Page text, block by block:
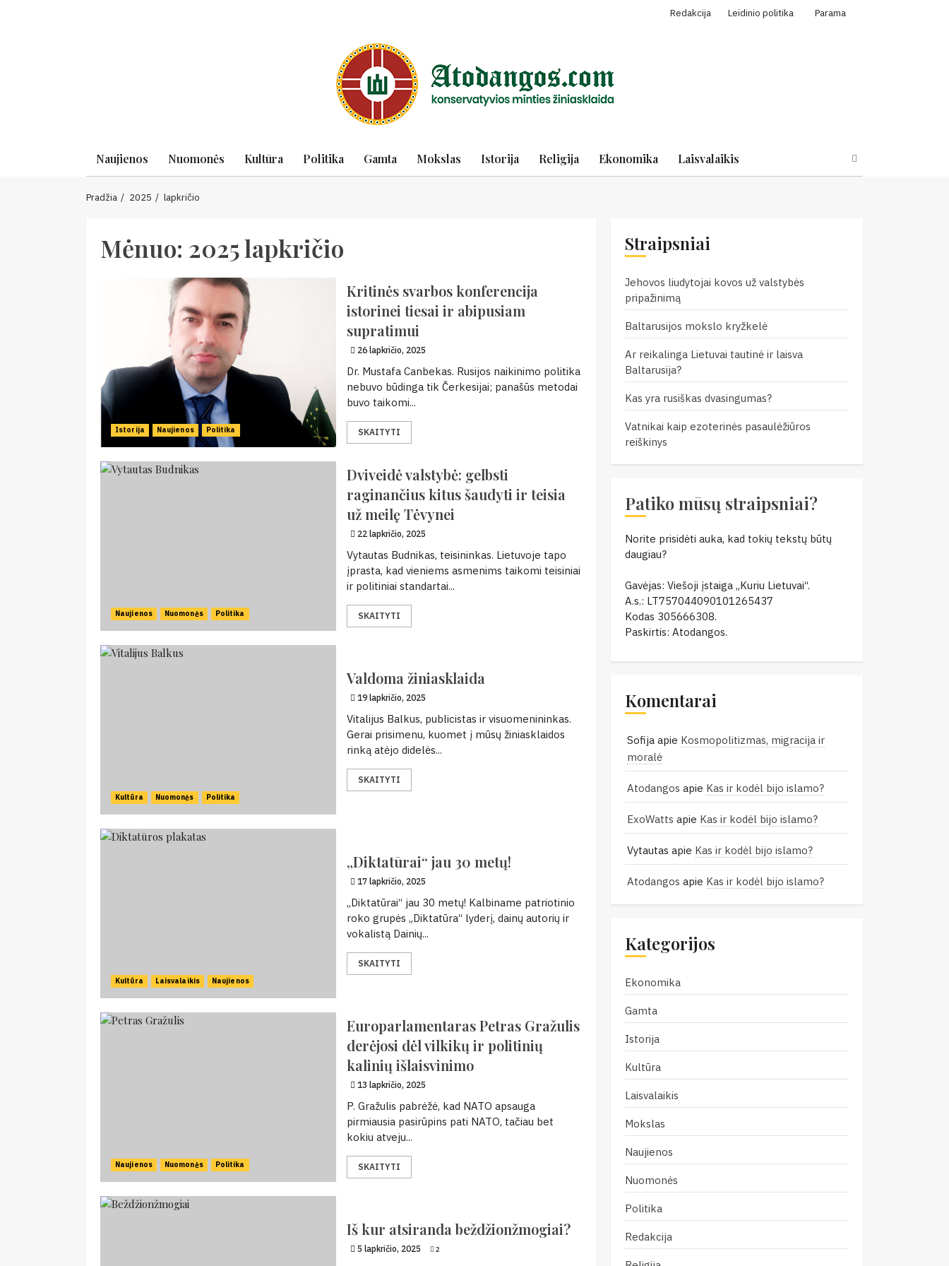
Redakcija Leidinio politika Parama
Naujienos Nuomonės Kultūra Politika Gamta Mokslas Istorija Religija Ekonomika Laisvalaikis
Pradžia 2025 lapkričio
Mėnuo: 2025 lapkričio
Istorija Naujienos Politika
Kritinės svarbos konferencija
istorinei tiesai ir abipusiam
supratimui
26 lapkričio, 2025
Dr. Mustafa Canbekas. Rusijos naikinimo politika
nebuvo būdinga tik Čerkesijai; panašūs metodai
buvo taikomi...
SKAITYTI
Naujienos Nuomonės Politika
Dviveidė valstybė: gelbsti
raginančius kitus šaudyti ir teisia
už meilę Tėvynei
22 lapkričio, 2025
Vytautas Budnikas, teisininkas. Lietuvoje tapo
įprasta, kad vieniems asmenims taikomi teisiniai
ir politiniai standartai...
SKAITYTI
Kultūra Nuomonės Politika
Valdoma žiniasklaida
19 lapkričio, 2025
Vitalijus Balkus, publicistas ir visuomenininkas.
Gerai prisimenu, kuomet į mūsų žiniasklaidos
rinką atėjo didelės...
SKAITYTI
Kultūra Laisvalaikis Naujienos
„Diktatūrai“ jau 30 metų!
17 lapkričio, 2025
„Diktatūrai“ jau 30 metų! Kalbiname patriotinio
roko grupės „Diktatūra“ lyderį, dainų autorių ir
vokalistą Dainių...
SKAITYTI
Naujienos Nuomonės Politika
Europarlamentaras Petras Gražulis
derėjosi dėl vilkikų ir politinių
kalinių išlaisvinimo
13 lapkričio, 2025
P. Gražulis pabrėžė, kad NATO apsauga
pirmiausia pasirūpins pati NATO, tačiau bet
kokiu atveju...
SKAITYTI
Iš kur atsiranda beždžionžmogiai?
5 lapkričio, 2025 2
Straipsniai
Jehovos liudytojai kovos už valstybės
pripažinimą
Baltarusijos mokslo kryžkelė
Ar reikalinga Lietuvai tautinė ir laisva
Baltarusija?
Kas yra rusiškas dvasingumas?
Vatnikai kaip ezoterinės pasaulėžiūros
reiškinys
Patiko mūsų straipsniai?
Norite prisidėti auka, kad tokių tekstų būtų
daugiau?
Gavėjas: Viešoji įstaiga „Kuriu Lietuvai“.
A.s.: LT757044090101265437
Kodas 305666308.
Paskirtis: Atodangos.
Komentarai
Sofija apie Kosmopolitizmas, migracija ir
moralė
Atodangos apie Kas ir kodėl bijo islamo?
ExoWatts apie Kas ir kodėl bijo islamo?
Vytautas apie Kas ir kodėl bijo islamo?
Atodangos apie Kas ir kodėl bijo islamo?
Kategorijos
Ekonomika
Gamta
Istorija
Kultūra
Laisvalaikis
Mokslas
Naujienos
Nuomonės
Politika
Redakcija